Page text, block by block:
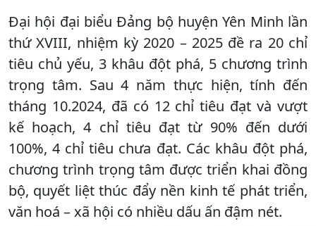
Đại hội đại biểu Đảng bộ huyện Yên Minh lần
thứ XVIII, nhiệm kỳ 2020 – 2025 đề ra 20 chỉ
tiêu chủ yếu, 3 khâu đột phá, 5 chương trình
trọng tâm. Sau 4 năm thực hiện, tính đến
tháng 10.2024, đã có 12 chỉ tiêu đạt và vượt
kế hoạch, 4 chỉ tiêu đạt từ 90% đến dưới
100%, 4 chỉ tiêu chưa đạt. Các khâu đột phá,
chương trình trọng tâm được triển khai đồng
bộ, quyết liệt thúc đẩy nền kinh tế phát triển,
văn hoá – xã hội có nhiều dấu ấn đậm nét.